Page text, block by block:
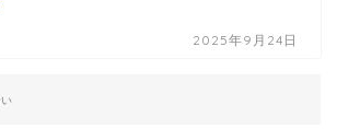
2025年9月24日